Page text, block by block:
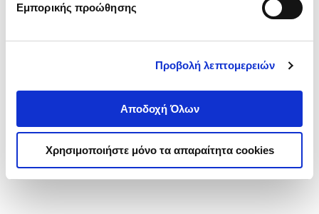
Εμπορικής προώθησης
Προβολή λεπτομερειών
Αποδοχή Όλων
Χρησιμοποιήστε μόνο τα απαραίτητα cookies